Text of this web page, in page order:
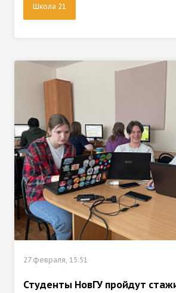
Школа 21
27 февраля, 15:51
Студенты НовГУ пройдут